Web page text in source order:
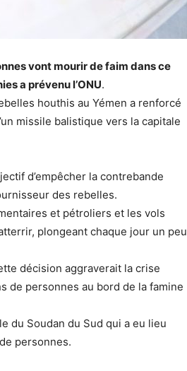
vont mourir de faim dans ce
a prévenu l’ONU.
houthis au Yémen a renforcé
missile balistique vers la capitale
d’empêcher la contrebande
des rebelles.
et pétroliers et les vols
plongeant chaque jour un peu
décision aggraverait la crise
de personnes au bord de la famine
du Soudan du Sud qui a eu lieu
personnes.